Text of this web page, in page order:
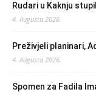
Rudari u Kaknju
4. Augusta 2026.
Preživjeli planinari,
4. Augusta 2026.
Spomen za Fadila